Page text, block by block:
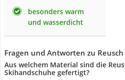
besonders warm
und wasserdicht
Fragen und Antworten zu Reusch
Aus welchem Material sind die
Skihandschuhe gefertigt?